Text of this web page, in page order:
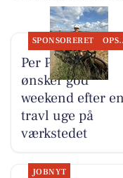
SPONSORERET
Per P. Cykler
ønsker god
weekend efter en
travl uge på
værkstedet
JOBNYT